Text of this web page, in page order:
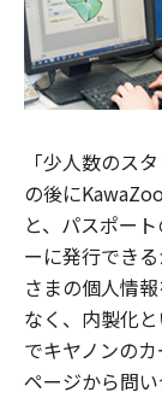
「少人数のス
の後に
と、パスポー
ーに発行でき
さまの個人情
なく、内製化
でキヤノンの
ページから問